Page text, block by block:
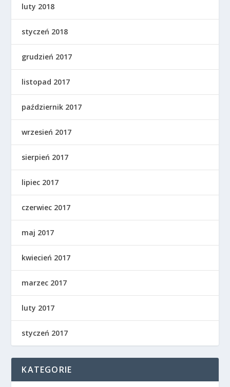
luty 2018
styczeń 2018
grudzień 2017
listopad 2017
październik 2017
wrzesień 2017
sierpień 2017
lipiec 2017
czerwiec 2017
maj 2017
kwiecień 2017
marzec 2017
luty 2017
styczeń 2017
KATEGORIE